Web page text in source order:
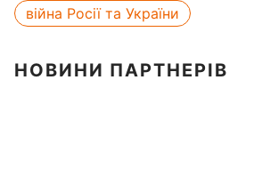
війна Росії та України
НОВИНИ ПАРТНЕРІВ